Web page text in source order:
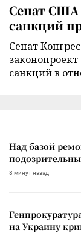
Сенат США
санкций
Сенат
санкций в
Над базой
8 минут назад
на Украину